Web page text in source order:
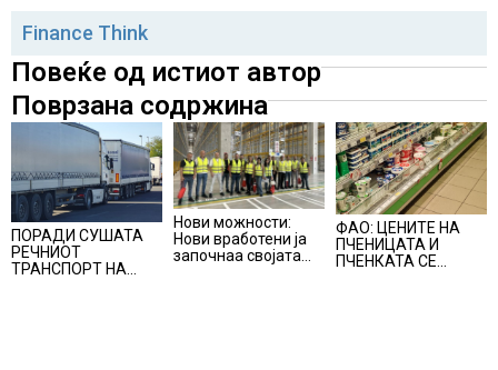
Finance Think
Повеќе од истиот автор
Поврзана содржина
ПОРАДИ СУШАТА
РЕЧНИОТ
ТРАНСПОРТ НА
Нови можности:
Нови вработени ја
започнаа својата
ФАО: ЦЕНИТЕ НА
ПЧЕНИЦАТА И
ПЧЕНКАТА СЕ